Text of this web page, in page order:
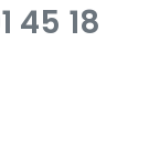
45 18